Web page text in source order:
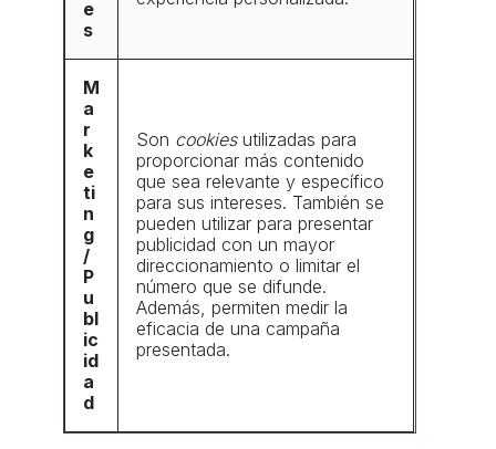
e
s
M
a
r
k
e
ti
n
g
/
P
u
bl
ic
id
a
d
Son cookiesutilizadas para
proporcionar más contenido
que sea relevante y específico
para sus intereses. También se
pueden utilizar para presentar
publicidad con un mayor
direccionamiento o limitar el
número que se difunde.
Además, permiten medir la
eficacia de una campaña
presentada.